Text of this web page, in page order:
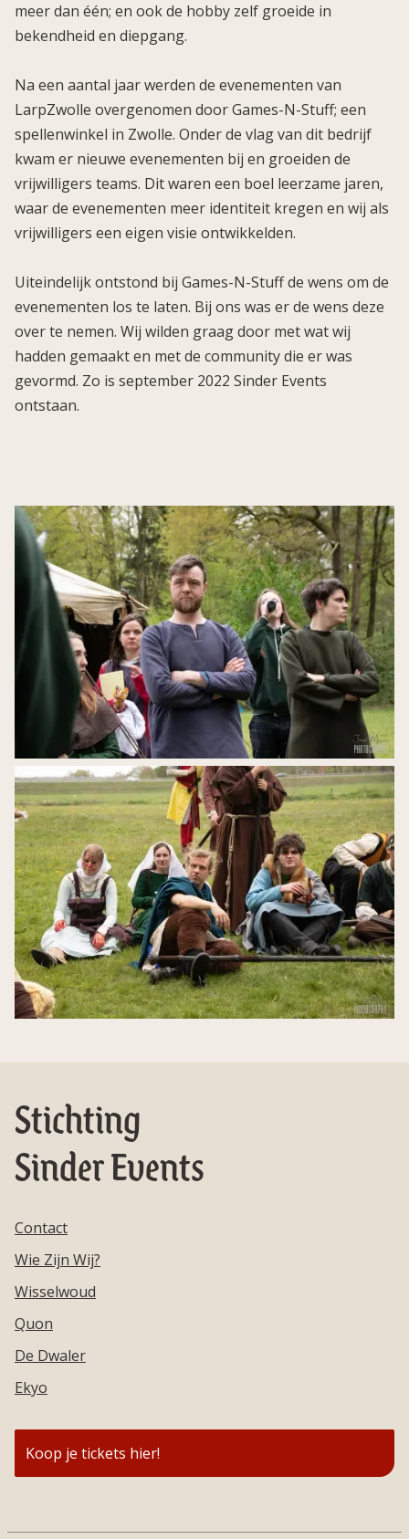
meer dan één; en ook de hobby zelf groeide in
bekendheid en diepgang.
Na een aantal jaar werden de evenementen van
LarpZwolle overgenomen door Games-N-Stuff; een
spellenwinkel in Zwolle. Onder de vlag van dit bedrijf
kwam er nieuwe evenementen bij en groeiden de
vrijwilligers teams. Dit waren een boel leerzame jaren,
waar de evenementen meer identiteit kregen en wij als
vrijwilligers een eigen visie ontwikkelden.
Uiteindelijk ontstond bij Games-N-Stuff de wens om de
evenementen los te laten. Bij ons was er de wens deze
over te nemen. Wij wilden graag door met wat wij
hadden gemaakt en met de community die er was
gevormd. Zo is september 2022 Sinder Events
ontstaan.
Stichting
Sinder Events
Contact
Wie Zijn Wij?
Wisselwoud
Quon
De Dwaler
Ekyo
Koop je tickets hier!